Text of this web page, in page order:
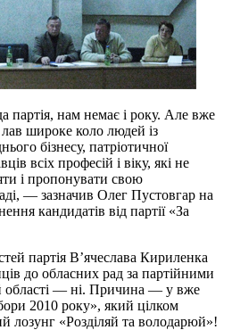
нам немає і року. Але вже
широке коло людей із
бізнесу, патріотичної
всіх професій і віку, які не
і пропонувати свою
— зазначив Олег Пустовгар на
кандидатів від партії «За
партія В’ячеслава Кириленка
до обласних рад за партійними
області — ні. Причина — у вже
2010 року», який цілком
лозунг «Розділяй та володарюй»!